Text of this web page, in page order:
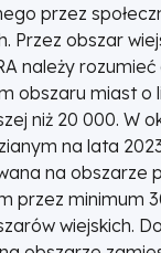
przez
Przez obszar
należy rozumieć
obszaru miast o
niż 20 000. W
na lata
na obszarze
przez minimum
wiejskich.